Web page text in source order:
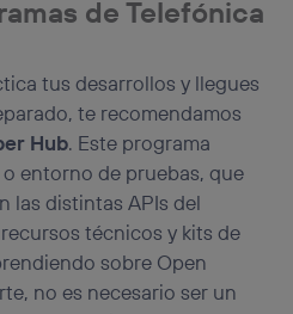
de Telefónica
tus desarrollos y llegues
te recomendamos
Hub. Este programa
entorno de pruebas, que
las distintas APIs del
técnicos y kits de
sobre Open
no es necesario ser un